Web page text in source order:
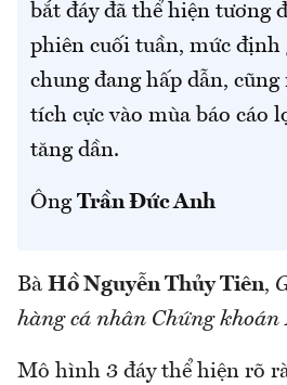
bắt đáy đã thể hiện tương
phiên cuối tuần, mức
chung đang hấp dẫn, cũng
tích cực vào mùa báo cáo
tăng dần.
Ông Trần Đức Anh
Bà Hồ Nguyễn Thủy Tiên,
hàng cá nhân Chứng khoán
Mô hình 3 đáy thể hiện rõ